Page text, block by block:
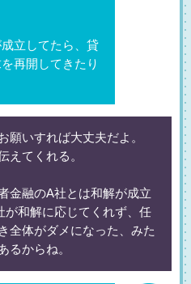
立してたら、貸
再開してきたり
願いすれば大丈夫だよ。
えてくれる。
金融のA社とは和解が成立
が和解に応じてくれず、任
全体がダメになった、みた
るからね。